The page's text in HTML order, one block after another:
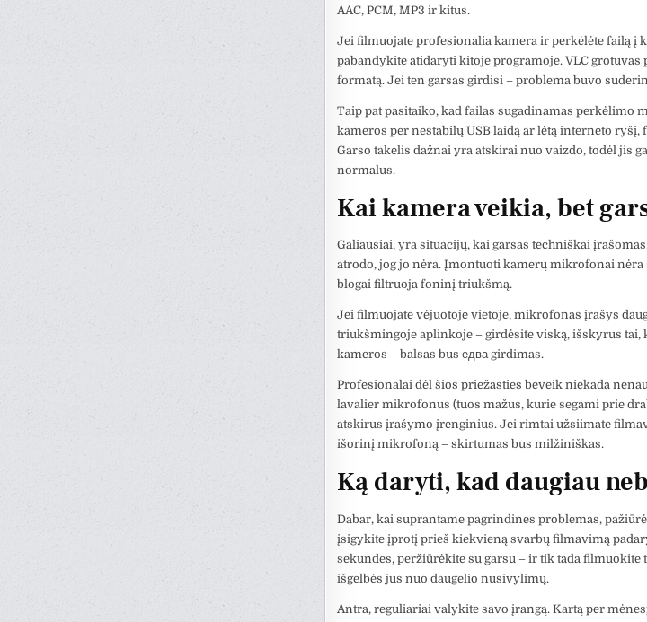
AAC, PCM, MP3 ir kitus.
Jei filmuojate profesionalia kamera ir perkėlėte failą į
pabandykite atidaryti kitoje programoje. VLC grotuvas
formatą. Jei ten garsas girdisi – problema buvo
Taip pat pasitaiko, kad failas sugadinamas perkėlimo
kameros per nestabilų USB laidą ar lėtą interneto
Garso takelis dažnai yra atskirai nuo vaizdo, todėl jis
normalus.
Kai kamera veikia, bet
Galiausiai, yra situacijų, kai garsas techniškai
atrodo, jog jo nėra. Įmontuoti kamerų mikrofonai
blogai filtruoja foninį triukšmą.
Jei filmuojate vėjuotoje vietoje, mikrofonas įrašys
triukšmingoje aplinkoje – girdėsite viską, išskyrus tai,
kameros – balsas bus едва girdimas.
Profesionalai dėl šios priežasties beveik niekada
lavalier mikrofonus (tuos mažus, kurie segami prie
atskirus įrašymo įrenginius. Jei rimtai užsiimate
išorinį mikrofoną – skirtumas bus milžiniškas.
Ką daryti, kad daugiau
Dabar, kai suprantame pagrindines problemas,
įsigykite įprotį prieš kiekvieną svarbų filmavimą
sekundes, peržiūrėkite su garsu – ir tik tada
išgelbės jus nuo daugelio nusivylimų.
Antra, reguliariai valykite savo įrangą. Kartą per